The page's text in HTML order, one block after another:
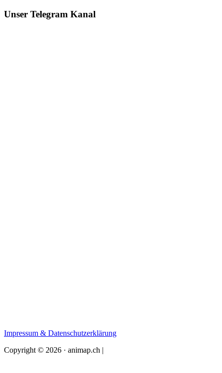
Unser Telegram Kanal
Impressum & Datenschutzerklärung
Copyright © 2026 · animap.ch |